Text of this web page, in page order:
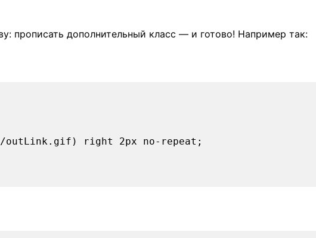
прописать дополнительный класс — и готово! Например так:
outLink.gif) right 2px no-repeat;